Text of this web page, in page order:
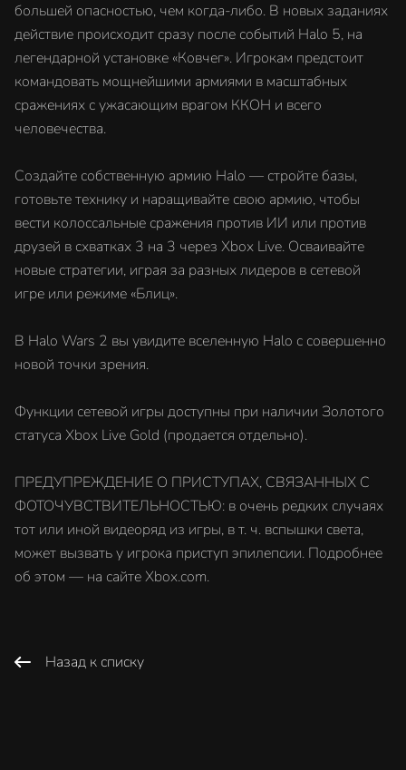
большей опасностью, чем когда-либо. В новых заданиях
действие происходит сразу после событий Halo 5, на
легендарной установке «Ковчег». Игрокам предстоит
командовать мощнейшими армиями в масштабных
сражениях с ужасающим врагом ККОН и всего
человечества.
Создайте собственную армию Halo — стройте базы,
готовьте технику и наращивайте свою армию, чтобы
вести колоссальные сражения против ИИ или против
друзей в схватках 3 на 3 через Xbox Live. Осваивайте
новые стратегии, играя за разных лидеров в сетевой
игре или режиме «Блиц».
В Halo Wars 2 вы увидите вселенную Halo с совершенно
новой точки зрения.
Функции сетевой игры доступны при наличии Золотого
статуса Xbox Live Gold (продается отдельно).
ПРЕДУПРЕЖДЕНИЕ О ПРИСТУПАХ, СВЯЗАННЫХ С
ФОТОЧУВСТВИТЕЛЬНОСТЬЮ: в очень редких случаях
тот или иной видеоряд из игры, в т. ч. вспышки света,
может вызвать у игрока приступ эпилепсии. Подробнее
об этом — на сайте Xbox.com.
Назад к списку